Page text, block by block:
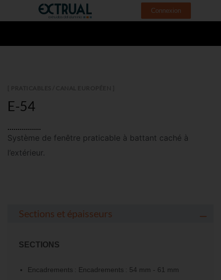
Connexion
E-54
Système de fenêtre praticable à battant caché à
l’extérieur.
Sections et épaisseurs
S ECTIONS
Encadrements : Encadrements : 54 mm - 61 mm